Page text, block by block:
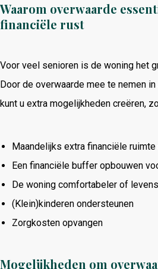
Waarom overwaarde
financiële rust
Voor veel senioren is de woning het
Door de overwaarde mee te nemen
kunt u extra mogelijkheden creëren,
Maandelijks extra financiële ruimte
Een financiële buffer opbouwen
De woning comfortabeler of
(Klein)kinderen ondersteunen
Zorgkosten opvangen
Mogelijkheden om